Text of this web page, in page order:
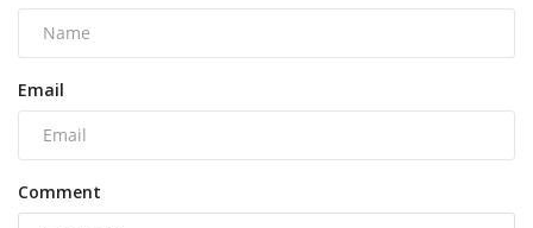
Email
Comment